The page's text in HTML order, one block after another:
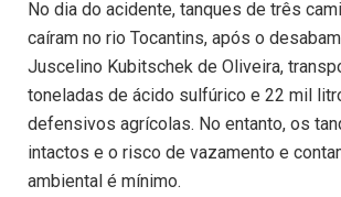
No dia do acidente, tanques de três
caíram no rio Tocantins, após o
Juscelino Kubitschek de Oliveira,
toneladas de ácido sulfúrico e 22 mil
defensivos agrícolas. No entanto, os
intactos e o risco de vazamento e
ambiental é mínimo.